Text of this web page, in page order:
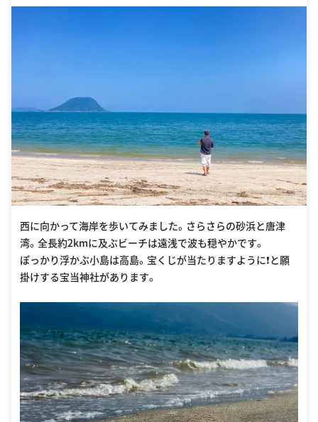
西に向かって海岸を歩いてみました。さらさらの砂浜と唐津
湾。全長約2kmに及ぶビーチは遠浅で波も穏やかです。
ぽっかり浮かぶ小島は高島。宝くじが当たりますように❗️と願
掛けする宝当神社があります。